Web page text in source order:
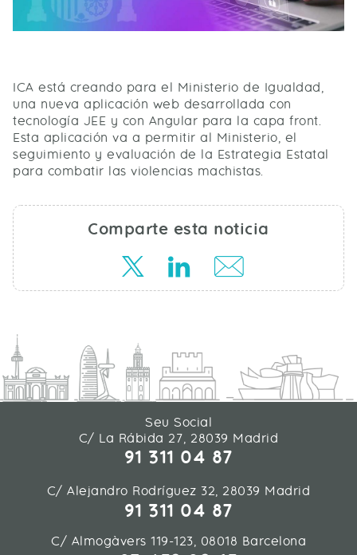
ICA está creando para el Ministerio de Igualdad,
una nueva aplicación web desarrollada con
tecnología JEE y con Angular para la capa front.
Esta aplicación va a permitir al Ministerio, el
seguimiento y evaluación de la Estrategia Estatal
para combatir las violencias machistas.
Comparte esta noticia
Seu Social
C/ La Rábida 27, 28039 Madrid
91 311 04 87
C/ Alejandro Rodríguez 32, 28039 Madrid
91 311 04 87
C/ Almogàvers 119-123, 08018 Barcelona